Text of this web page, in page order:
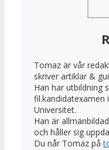
Tomaz är vår
skriver artiklar &
Han har utbildning
fil.kandidatexamen
Universitet.
Han är
och håller sig
Du når Tomaz på